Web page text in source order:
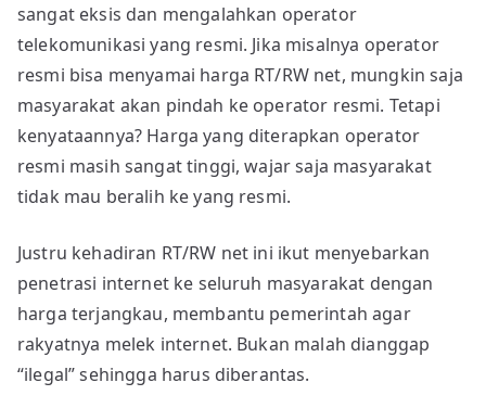
sangat eksis dan mengalahkan operator
telekomunikasi yang resmi. Jika misalnya operator
resmi bisa menyamai harga RT/RW net, mungkin saja
masyarakat akan pindah ke operator resmi. Tetapi
kenyataannya? Harga yang diterapkan operator
resmi masih sangat tinggi, wajar saja masyarakat
tidak mau beralih ke yang resmi.
Justru kehadiran RT/RW net ini ikut menyebarkan
penetrasi internet ke seluruh masyarakat dengan
harga terjangkau, membantu pemerintah agar
rakyatnya melek internet. Bukan malah dianggap
“ilegal” sehingga harus diberantas.